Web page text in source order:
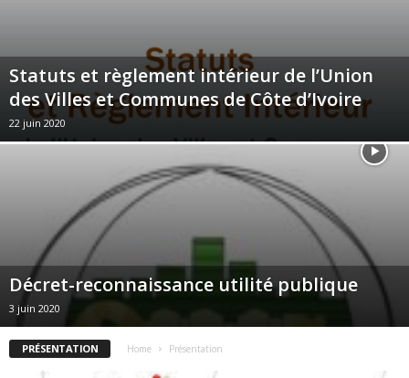
Statuts et règlement intérieur de l’Union
des Villes et Communes de Côte d’Ivoire
22 juin 2020
Décret-reconnaissance utilité publique
3 juin 2020
PRÉSENTATION Home Présentation